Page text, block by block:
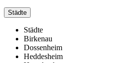
Städte
Städte
Birkenau
Dossenheim
Heddesheim